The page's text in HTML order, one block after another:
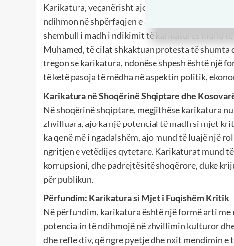
Karikatura, veçanërisht ajo politike, ka fuqinë të
ndihmon në shpërfaqjen e abuzimeve të
shembull i madh i ndikimit të karikaturës mund
Muhamed, të cilat shkaktuan protesta të
tregon se karikatura, ndonëse shpesh është një
të ketë pasoja të mëdha në aspektin politik,
Karikatura në Shoqërinë Shqiptare dhe
Në shoqërinë shqiptare, megjithëse karikatura
zhvilluara, ajo ka një potencial të madh si mjet
ka qenë më i ngadalshëm, ajo mund të luajë një
ngritjen e vetëdijes qytetare. Karikaturat mund
korrupsioni, dhe padrejtësitë shoqërore, duke
për publikun.
Përfundim: Karikatura si Mjet i Fuqishëm Kritik
Në përfundim, karikatura është një formë arti
potencialin të ndihmojë në zhvillimin kulturor
dhe reflektiv, që ngre pyetje dhe nxit mendimin e